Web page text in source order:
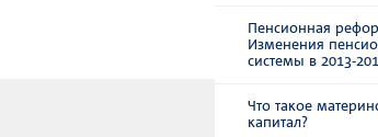
Пенсионная
Изменения
системы в 2013-
Что такое
капитал?